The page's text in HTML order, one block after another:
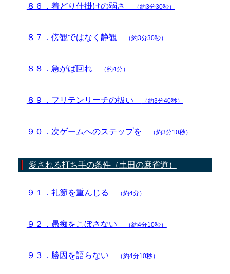
８６．着どり仕掛けの弱さ （約3分30秒）
８７．傍観ではなく静観 （約3分30秒）
８８．急がば回れ （約4分）
８９．フリテンリーチの扱い （約3分40秒）
９０．次ゲームへのステップを （約3分10秒）
愛される打ち手の条件（土田の麻雀道）
９１．礼節を重んじる （約4分）
９２．愚痴をこぼさない （約4分10秒）
９３．勝因を語らない （約4分10秒）